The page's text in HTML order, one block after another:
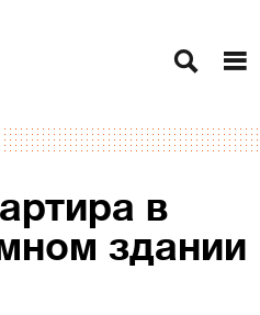
в
здании